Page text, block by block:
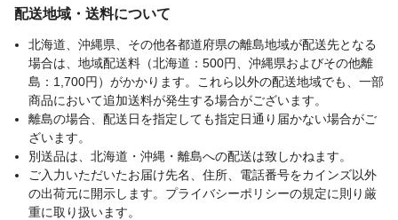
付属品：リモコン
その他
◇保証期間：1年
配送方法
軒先渡し(配送業者が商品を荷受人の家の玄
関や建物の入り口まで運び、そこで荷物を
引き渡す配送方法です。)
商品サイズ(約mm)
W：210 D：210 H：309※商品サイズ補足
カラー
グリーン
本体重量
1700g
材質・原材料・原産
●素材：ABS、PP、POM ●生産国：中国
配送地域・送料について
北海道、沖縄県、その他各都道府県の離島地域が配送先となる
場合は、地域配送料（北海道：500円、沖縄県およびその他離
島：1,700円）がかかります。これら以外の配送地域でも、一部
商品において追加送料が発生する場合がございます。
離島の場合、配送日を指定しても指定日通り届かない場合がご
ざいます。
別送品は、北海道・沖縄・離島への配送は致しかねます。
ご入力いただいたお届け先名、住所、電話番号をカインズ以外
の出荷元に開示します。プライバシーポリシーの規定に則り厳
重に取り扱います。